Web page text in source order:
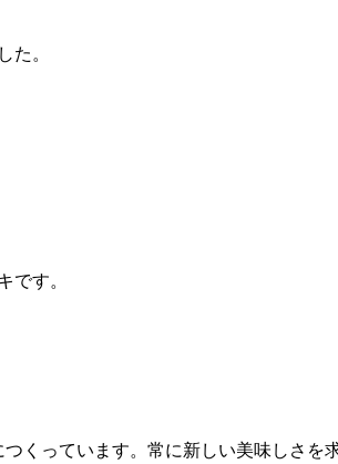
た。
です。
っています。常に新しい美味しさを